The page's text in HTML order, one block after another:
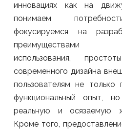
инновациях как на
понимаем
фокусируемся на
преимуществами
использования,
современного дизайна
пользователям не только
функциональный опыт,
реальную и осязаемую
Кроме того,